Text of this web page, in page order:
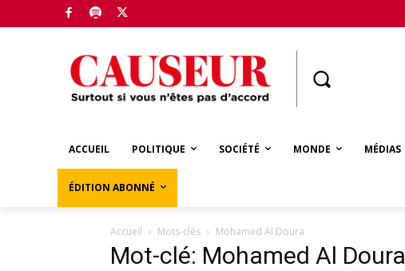
ACCUEIL POLITIQUE SOCIÉTÉ MONDE MÉDIAS
ÉDITION ABONNÉ
Accueil Mots-clés Mohamed Al Doura
Mot-clé: Mohamed Al Doura